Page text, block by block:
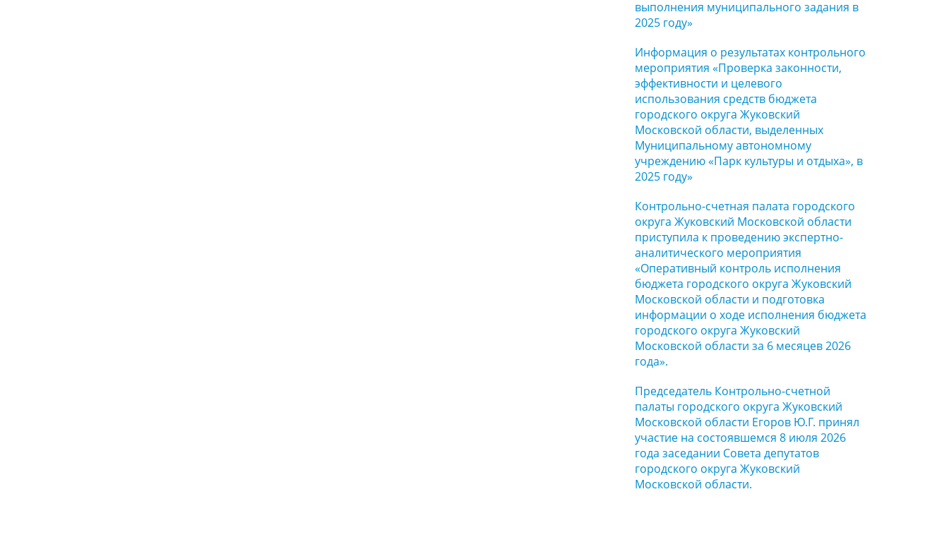
выполнения муниципального задания в
2025 году»
Информация о результатах контрольного
мероприятия «Проверка законности,
эффективности и целевого
использования средств бюджета
городского округа Жуковский
Московской области, выделенных
Муниципальному автономному
учреждению «Парк культуры и отдыха», в
2025 году»
Контрольно-счетная палата городского
округа Жуковский Московской области
приступила к проведению экспертно-
аналитического мероприятия
«Оперативный контроль исполнения
бюджета городского округа Жуковский
Московской области и подготовка
информации о ходе исполнения бюджета
городского округа Жуковский
Московской области за 6 месяцев 2026
года».
Председатель Контрольно-счетной
палаты городского округа Жуковский
Московской области Егоров Ю.Г. принял
участие на состоявшемся 8 июля 2026
года заседании Совета депутатов
городского округа Жуковский
Московской области.